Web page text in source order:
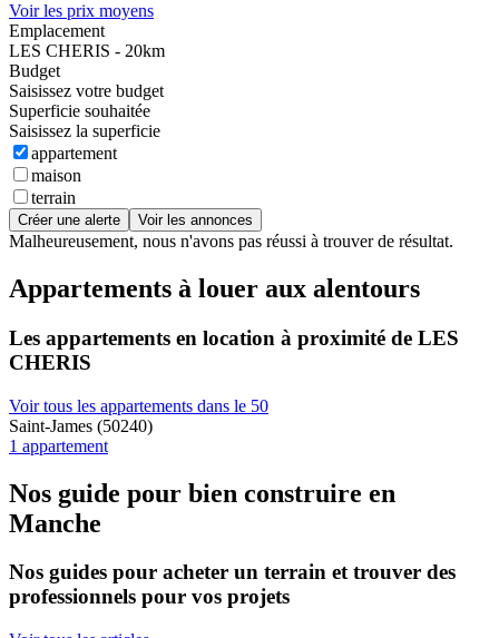
Voir les prix moyens
Emplacement
LES CHERIS - 20km
Budget
Saisissez votre budget
Superficie souhaitée
Saisissez la superficie
appartement
maison
terrain
Créer une alerte Voir les annonces
Malheureusement, nous n'avons pas réussi à trouver de résultat.
Appartements à louer aux alentours
Les appartements en location à proximité de LES
CHERIS
Voir tous les appartements dans le 50
Saint-James (50240)
1 appartement
Nos guide pour bien construire en
Manche
Nos guides pour acheter un terrain et trouver des
professionnels pour vos projets